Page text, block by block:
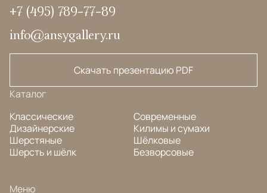
+7 (495) 789-77-89
info@ansygallery.ru
Скачать презентацию PDF
Каталог
Классические
Дизайнерские
Шерстяные
Шерсть и шёлк
Современные
Килимы и сумахи
Шёлковые
Безворсовые
Меню